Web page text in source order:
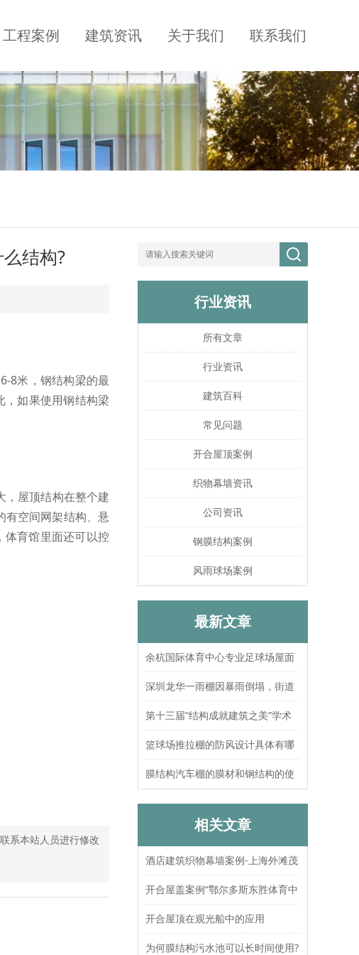
工程案例 建筑资讯 关于我们 联系我们
结构?
8米，钢结构梁的最
，如果使用钢结构梁
，屋顶结构在整个建
有空间网架结构、悬
体育馆里面还可以控
系本站人员进行修改
行业资讯
所有文章
行业资讯
建筑百科
常见问题
开合屋顶案例
织物幕墙资讯
公司资讯
钢膜结构案例
风雨球场案例
最新文章
余杭国际体育中心专业足球场屋面
索结构张拉圆满完成
深圳龙华一雨棚因暴雨倒塌，街道
办：已处置，无人员伤亡
第十三届“结构成就建筑之美”学术
论坛暨上海大歌剧院观摩
篮球场推拉棚的防风设计具体有哪
些？抗风等级如何测试验证？
膜结构汽车棚的膜材和钢结构的使
用寿命分别是多久？
相关文章
酒店建筑织物幕墙案例-上海外滩茂
悦大酒店
开合屋盖案例“鄂尔多斯东胜体育中
心”
开合屋顶在观光船中的应用
为何膜结构污水池可以长时间使用?